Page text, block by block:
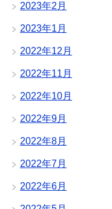
2023年2月
2023年1月
2022年12月
2022年11月
2022年10月
2022年9月
2022年8月
2022年7月
2022年6月